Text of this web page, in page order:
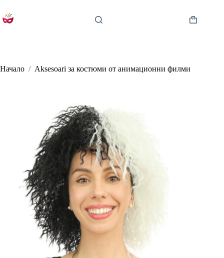
to
content
Shopping
Начало / Aksesoari за костюми от анимационни филми